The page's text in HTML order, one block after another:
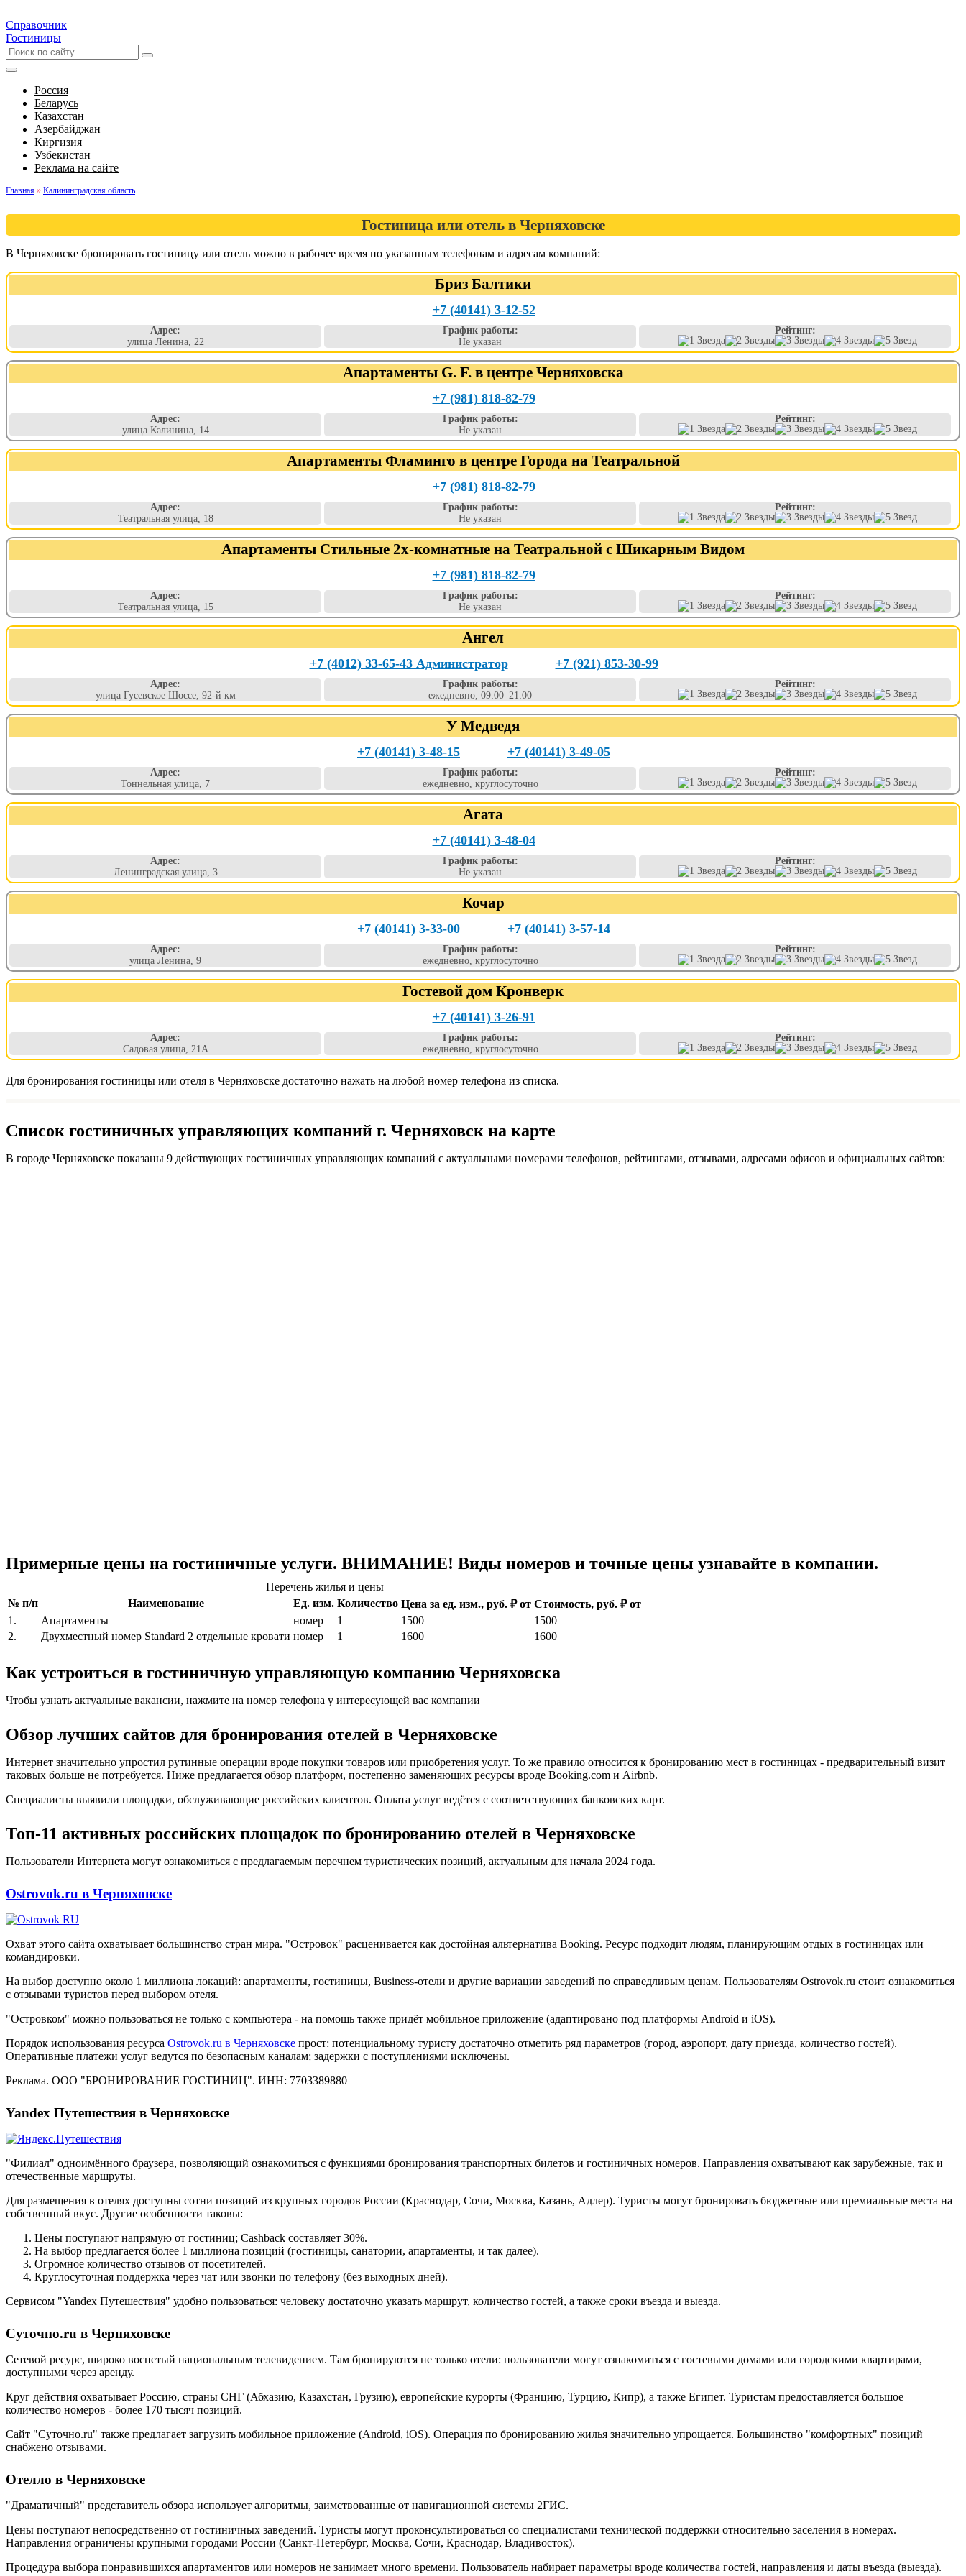
Справочник
Гостиницы
Россия
Беларусь
Казахстан
Азербайджан
Киргизия
Узбекистан
Реклама на сайте
Главная » Калининградская область
Гостиница или отель в Черняховске
В Черняховске бронировать гостиницу или отель можно в рабочее время по указанным телефонам и адресам компаний:
Бриз Балтики
+7 (40141) 3-12-52
Адрес:
улица Ленина, 22
График работы:
Не указан
Рейтинг:
Апартаменты G. F. в центре Черняховска
+7 (981) 818-82-79
Адрес:
улица Калинина, 14
График работы:
Не указан
Рейтинг:
Апартаменты Фламинго в центре Города на Театральной
+7 (981) 818-82-79
Адрес:
Театральная улица, 18
График работы:
Не указан
Рейтинг:
Апартаменты Стильные 2х-комнатные на Театральной с Шикарным Видом
+7 (981) 818-82-79
Адрес:
Театральная улица, 15
График работы:
Не указан
Рейтинг:
Ангел
+7 (4012) 33-65-43 Администратор +7 (921) 853-30-99
Адрес:
улица Гусевское Шоссе, 92-й км
График работы:
ежедневно, 09:00–21:00
Рейтинг:
У Медведя
+7 (40141) 3-48-15 +7 (40141) 3-49-05
Адрес:
Тоннельная улица, 7
График работы:
ежедневно, круглосуточно
Рейтинг:
Агата
+7 (40141) 3-48-04
Адрес:
Ленинградская улица, 3
График работы:
Не указан
Рейтинг:
Кочар
+7 (40141) 3-33-00 +7 (40141) 3-57-14
Адрес:
улица Ленина, 9
График работы:
ежедневно, круглосуточно
Рейтинг:
Гостевой дом Кронверк
+7 (40141) 3-26-91
Адрес:
Садовая улица, 21А
График работы:
ежедневно, круглосуточно
Рейтинг:
Для бронирования гостиницы или отеля в Черняховске достаточно нажать на любой номер телефона из списка.
Список гостиничных управляющих компаний г. Черняховск на карте
В городе Черняховске показаны 9 действующих гостиничных управляющих компаний с актуальными номерами телефонов, рейтингами, отзывами, адресами офисов и официальных сайтов:
Примерные цены на гостиничные услуги. ВНИМАНИЕ! Виды номеров и точные цены узнавайте в компании.
Перечень жилья и цены
№ п/п
Наименование Ед. изм. Количество Цена за ед. изм., руб. ₽ от Стоимость, руб. ₽ от
1.
Апартаменты номер 1 1500
1500
2.
Двухместный номер Standard 2 отдельные кровати номер 1 1600 1600
Как устроиться в гостиничную управляющую компанию Черняховска
Чтобы узнать актуальные вакансии, нажмите на номер телефона у интересующей вас компании
Обзор лучших сайтов для бронирования отелей в Черняховске
Интернет значительно упростил рутинные операции вроде покупки товаров или приобретения услуг. То же правило относится к бронированию мест в гостиницах - предварительный визит
таковых больше не потребуется. Ниже предлагается обзор платформ, постепенно заменяющих ресурсы вроде Booking.com и Airbnb.
Специалисты выявили площадки, обслуживающие российских клиентов. Оплата услуг ведётся с соответствующих банковских карт.
Топ-11 активных российских площадок по бронированию отелей в Черняховске
Пользователи Интернета могут ознакомиться с предлагаемым перечнем туристических позиций, актуальным для начала 2024 года.
Ostrovok.ru в Черняховске
Охват этого сайта охватывает большинство стран мира. "Островок" расценивается как достойная альтернатива Booking. Ресурс подходит людям, планирующим отдых в гостиницах или
командировки.
На выбор доступно около 1 миллиона локаций: апартаменты, гостиницы, Business-отели и другие вариации заведений по справедливым ценам. Пользователям Ostrovok.ru стоит ознакомиться
с отзывами туристов перед выбором отеля.
"Островком" можно пользоваться не только с компьютера - на помощь также придёт мобильное приложение (адаптировано под платформы Android и iOS).
Порядок использования ресурса Ostrovok.ru в Черняховске прост: потенциальному туристу достаточно отметить ряд параметров (город, аэропорт, дату приезда, количество гостей).
Оперативные платежи услуг ведутся по безопасным каналам; задержки с поступлениями исключены.
Реклама. ООО "БРОНИРОВАНИЕ ГОСТИНИЦ". ИНН: 7703389880
Yandex Путешествия в Черняховске
"Филиал" одноимённого браузера, позволяющий ознакомиться с функциями бронирования транспортных билетов и гостиничных номеров. Направления охватывают как зарубежные, так и
отечественные маршруты.
Для размещения в отелях доступны сотни позиций из крупных городов России (Краснодар, Сочи, Москва, Казань, Адлер). Туристы могут бронировать бюджетные или премиальные места на
собственный вкус. Другие особенности таковы:
Цены поступают напрямую от гостиниц; Cashback составляет 30%.
На выбор предлагается более 1 миллиона позиций (гостиницы, санатории, апартаменты, и так далее).
Огромное количество отзывов от посетителей.
Круглосуточная поддержка через чат или звонки по телефону (без выходных дней).
Сервисом "Yandex Путешествия" удобно пользоваться: человеку достаточно указать маршрут, количество гостей, а также сроки въезда и выезда.
Суточно.ru в Черняховске
Сетевой ресурс, широко воспетый национальным телевидением. Там бронируются не только отели: пользователи могут ознакомиться с гостевыми домами или городскими квартирами,
доступными через аренду.
Круг действия охватывает Россию, страны СНГ (Абхазию, Казахстан, Грузию), европейские курорты (Францию, Турцию, Кипр), а также Египет. Туристам предоставляется большое
количество номеров - более 170 тысяч позиций.
Сайт "Суточно.ru" также предлагает загрузить мобильное приложение (Android, iOS). Операция по бронированию жилья значительно упрощается. Большинство "комфортных" позиций
снабжено отзывами.
Отелло в Черняховске
"Драматичный" представитель обзора использует алгоритмы, заимствованные от навигационной системы 2ГИС.
Цены поступают непосредственно от гостиничных заведений. Туристы могут проконсультироваться со специалистами технической поддержки относительно заселения в номерах.
Направления ограничены крупными городами России (Санкт-Петербург, Москва, Сочи, Краснодар, Владивосток).
Процедура выбора понравившихся апартаментов или номеров не занимает много времени. Пользователь набирает параметры вроде количества гостей, направления и даты въезда (выезда).